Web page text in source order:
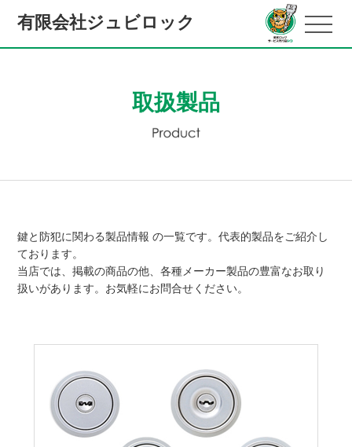
有限会社ジュビロック
取扱製品
鍵と防犯に関わる製品情報 の一覧です。代表的製品をご紹介し
ております。
当店では、掲載の商品の他、各種メーカー製品の豊富なお取り
扱いがあります。お気軽にお問合せください。